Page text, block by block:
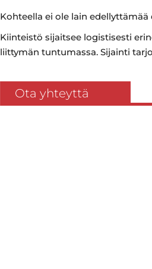
Kohteella ei ole lain
Kiinteistö sijaitsee logistisesti
liittymän tuntumassa. Sijainti
Ota yhteyttä